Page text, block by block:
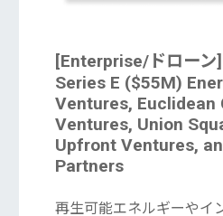
[Enterprise/ドロー
Series E ($55M)
Ventures, Euclidean
Ventures, Union
Upfront Ventures,
Partners
再生可能エネルギーやイ